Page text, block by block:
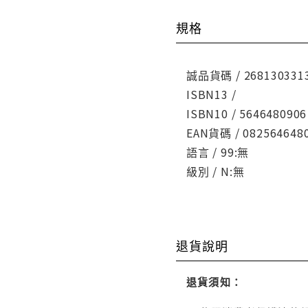
規格
誠品貨碼 /
ISBN13 /
ISBN10 / 5646480906
EAN貨碼 /
語言 / 99:無
級別 / N:無
退貨說明
退貨須知：